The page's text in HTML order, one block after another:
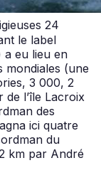
24
le label
a eu lieu en
mondiales (une
3 000, 2
l’île Lacroix
des
ici quatre
du
km par André